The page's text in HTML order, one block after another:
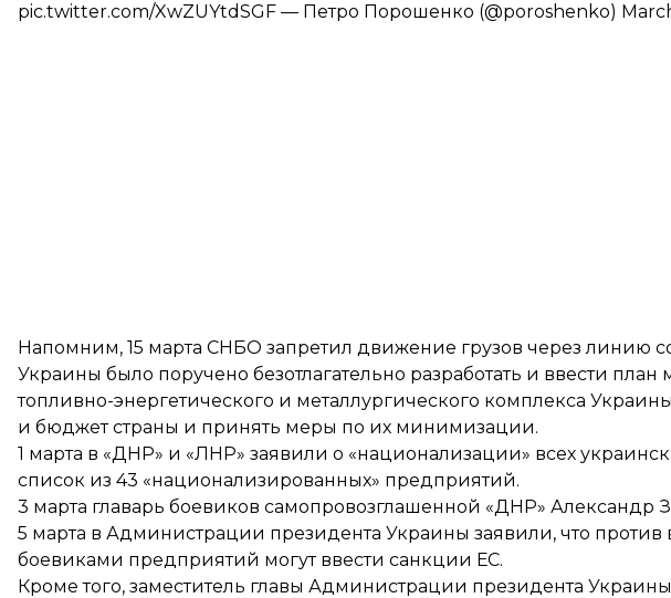
pic.twitter.com/XwZUYtdSGF — Петро Порошенко (@poroshenko)
Напомним, 15 марта СНБО запретил движение грузов через линию
Украины было поручено безотлагательно разработать и ввести
топливно-энергетического и металлургического комплекса
и бюджет страны и принять меры по их минимизации.
1 марта в «ДНР» и «ЛНР» заявили о «национализации» всех
список из 43 «национализированных» предприятий.
3 марта главарь боевиков самопровозглашенной «ДНР» Александр
5 марта в Администрации президента Украины заявили, что
боевиками предприятий могут ввести санкции ЕС.
Кроме того, заместитель главы Администрации президента